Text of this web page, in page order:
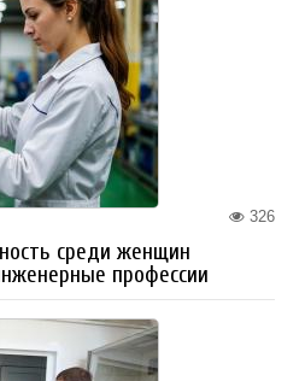
326
среди женщин
профессии